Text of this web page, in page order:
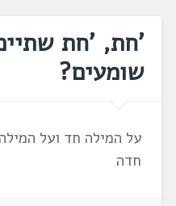
'חת, 'חת
שומעים?
על המילה חד ועל
חדה